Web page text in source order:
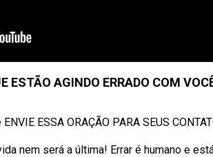
ESTÃO AGINDO ERRADO COM
ESSA ORAÇÃO PARA SEUS
nem será a última! Errar é humano e